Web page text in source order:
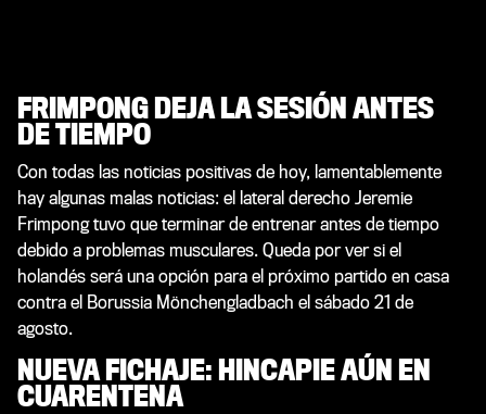
FRIMPONG DEJA LA SESIÓN ANTES
DE TIEMPO
Con todas las noticias positivas de hoy, lamentablemente
hay algunas malas noticias: el lateral derecho Jeremie
Frimpong tuvo que terminar de entrenar antes de tiempo
debido a problemas musculares. Queda por ver si el
holandés será una opción para el próximo partido en casa
contra el Borussia Mönchengladbach el sábado 21 de
agosto.
NUEVA FICHAJE: HINCAPIE AÚN EN
CUARENTENA